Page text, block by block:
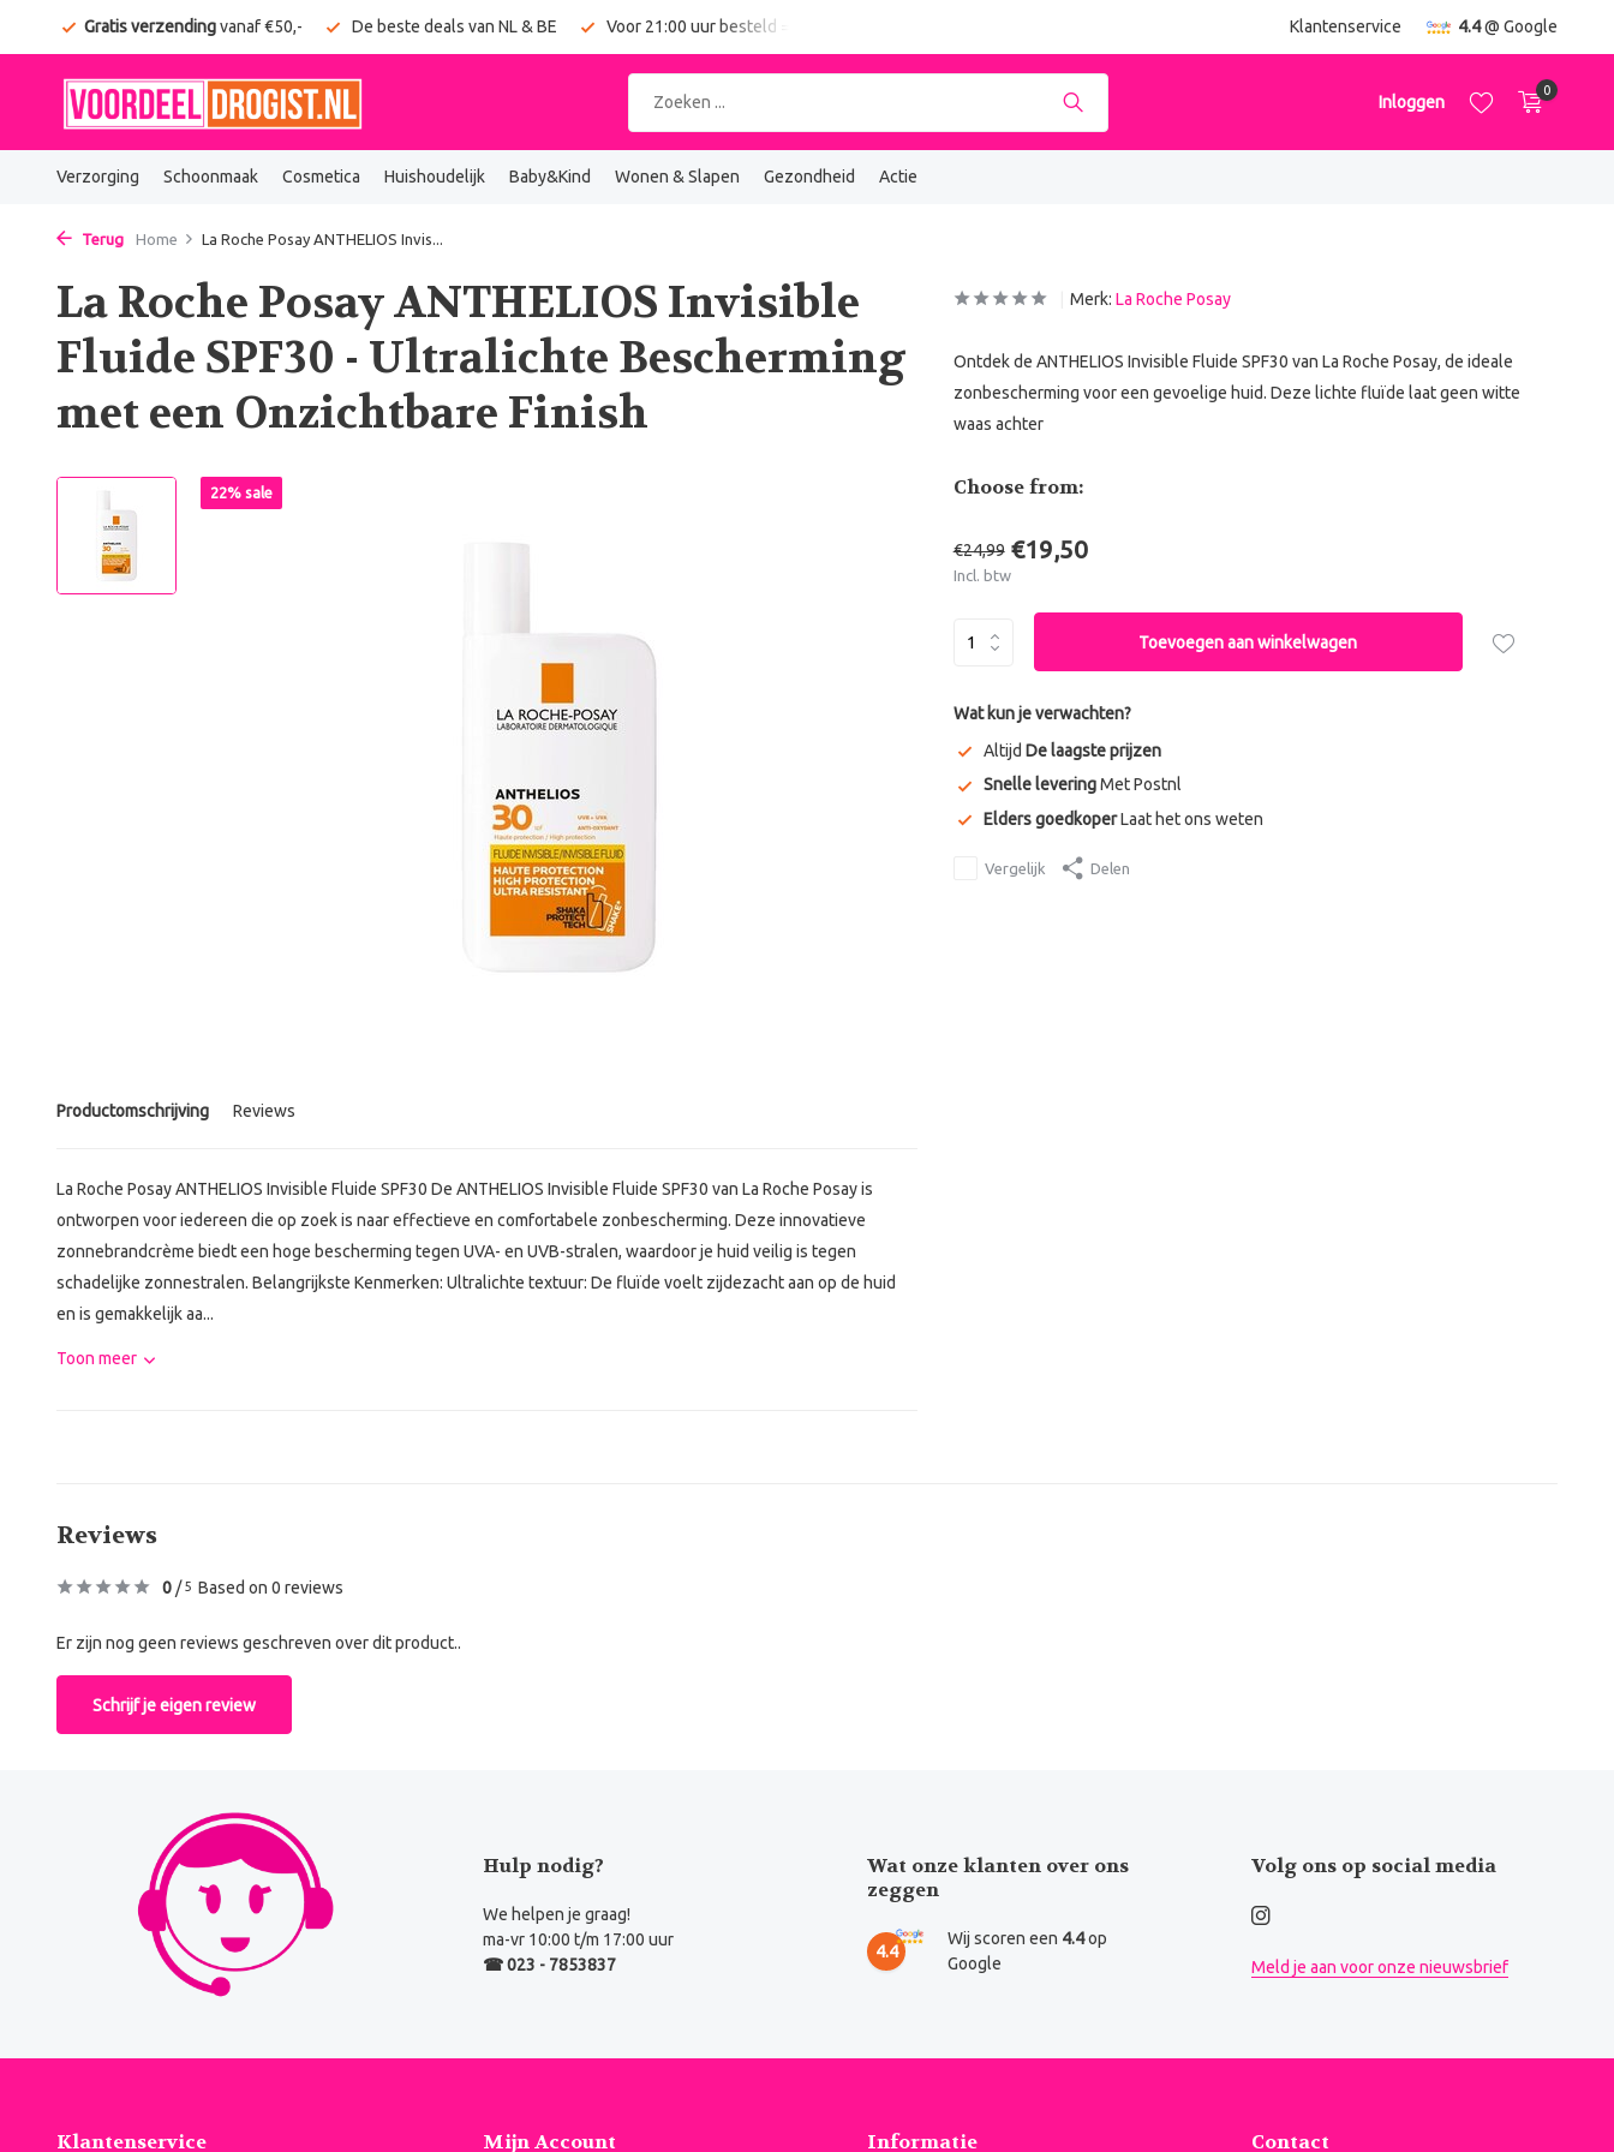
Gratis verzendingvanaf €50,- De beste deals van NL & BE Voor 21:00 uur besteld = vandaag verzonden Klantenservice 4.4@ Google
Inloggen
0
Verzorging Schoonmaak Cosmetica Huishoudelijk Baby&Kind Wonen & Slapen Gezondheid Actie
Terug Home La Roche Posay ANTHELIOS Invis...
La Roche Posay ANTHELIOS Invisible
Fluide SPF30 - Ultralichte Bescherming
met een Onzichtbare Finish
22% sale
Productomschrijving Reviews
La Roche Posay ANTHELIOS Invisible Fluide SPF30 De ANTHELIOS Invisible Fluide SPF30 van La Roche Posay is
ontworpen voor iedereen die op zoek is naar effectieve en comfortabele zonbescherming. Deze innovatieve
zonnebrandcrème biedt een hoge bescherming tegen UVA- en UVB-stralen, waardoor je huid veilig is tegen
schadelijke zonnestralen. Belangrijkste Kenmerken: Ultralichte textuur: De fluïde voelt zijdezacht aan op de huid
en is gemakkelijk aa...
Toon meer
Merk: La Roche Posay
Ontdek de ANTHELIOS Invisible Fluide SPF30 van La Roche Posay, de ideale
zonbescherming voor een gevoelige huid. Deze lichte fluïde laat geen witte
waas achter
Choose from:
€24,99 €19,50
Incl. btw
Toevoegen aan winkelwagen
Wat kun je verwachten?
Altijd De laagste prijzen
Snelle leveringMet Postnl
Elders goedkoperLaat het ons weten
Vergelijk Delen
Reviews
0 /5 Based on 0 reviews
Er zijn nog geen reviews geschreven over dit product..
Schrijf je eigen review
Hulp nodig?
We helpen je graag!
ma-vr 10:00 t/m 17:00 uur
☎ 023 - 7853837
Wat onze klanten over ons
zeggen
4.4
Wij scoren een 4.4op
Google
Volg ons op social media
Meld je aan voor onze nieuwsbrief
Klantenservice Mijn Account Informatie Contact